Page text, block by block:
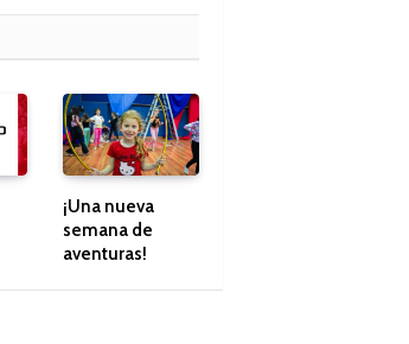
¡Una nueva
semana de
aventuras!